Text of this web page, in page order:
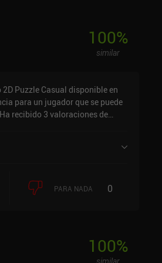
100%
similar
Puzzle Casual disponible en
para un jugador que se puede
recibido 3 valoraciones de
en la App Store de iOS.
PARA NADA 0
100%